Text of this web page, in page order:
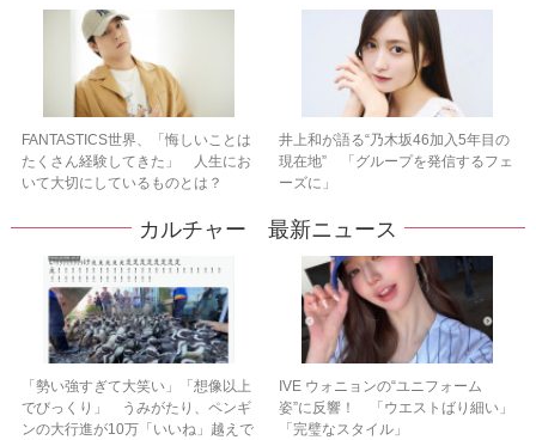
FANTASTICS世界、「悔しいことは
たくさん経験してきた」 人生にお
いて大切にしているものとは？
井上和が語る“乃木坂46加入5年目の
現在地” 「グループを発信するフェ
ーズに」
カルチャー 最新ニュース
「勢い強すぎて大笑い」「想像以上
でびっくり」 うみがたり、ペンギ
ンの大行進が10万「いいね」越えで
IVE ウォニョンの“ユニフォーム
姿”に反響！ 「ウエストばり細い」
「完璧なスタイル」